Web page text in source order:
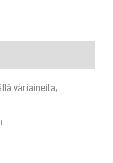
väriaineita,